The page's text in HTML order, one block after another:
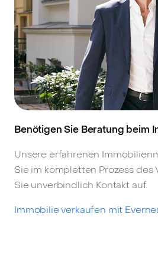
Benötigen Sie Beratung beim
Unsere erfahrenen
Sie im kompletten Prozess des
Sie unverbindlich Kontakt auf.
Immobilie verkaufen mit